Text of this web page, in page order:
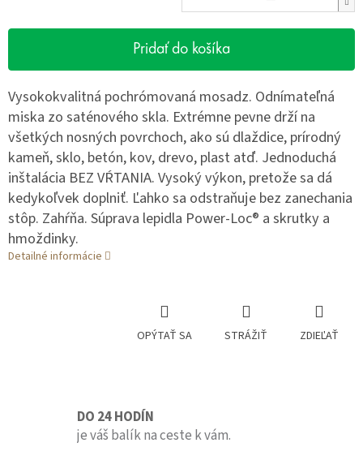
Pridať do košíka
Vysokokvalitná pochrómovaná mosadz. Odnímateľná
miska zo saténového skla. Extrémne pevne drží na
všetkých nosných povrchoch, ako sú dlaždice, prírodný
kameň, sklo, betón, kov, drevo, plast atď. Jednoduchá
inštalácia BEZ VŔTANIA. Vysoký výkon, pretože sa dá
kedykoľvek doplniť. Ľahko sa odstraňuje bez zanechania
stôp. Zahŕňa. Súprava lepidla Power-Loc® a skrutky a
hmoždinky.
Detailné informácie
OPÝTAŤ SA STRÁŽIŤ ZDIEĽAŤ
DO 24 HODÍN
je váš balík na ceste k vám.